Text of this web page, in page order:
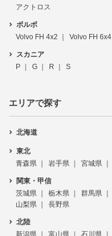
アクトロス
ボルボ
Volvo FH 4x2
Volvo FH 6x4
スカニア
P
G R S
エリアで探す
北海道
東北
青森県
岩手県 宮城県
関東・甲信
茨城県
栃木県 群馬県
山梨県
長野県
北陸
新潟県
富山県 石川県